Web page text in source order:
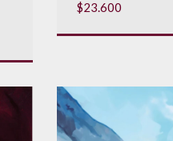
$23.600